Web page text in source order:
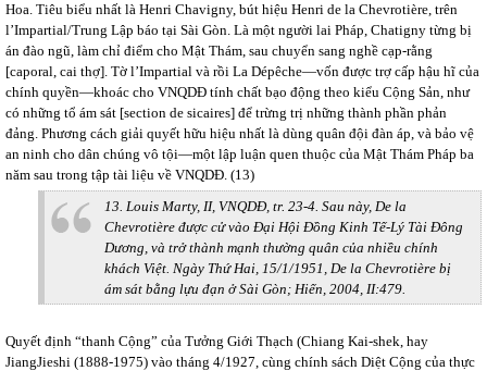
Hoa. Tiêu biểu nhất là Henri Chavigny, bút hiệu Henri de la Chevrotière, trên
l’Impartial/Trung Lập báo tại Sài Gòn. Là một người lai Pháp, Chatigny từng bị
án đào ngũ, làm chỉ điểm cho Mật Thám, sau chuyển sang nghề cạp-rằng
[caporal, cai thợ]. Tờ l’Impartial và rồi La Dépêche—vốn được trợ cấp hậu hĩ của
chính quyền—khoác cho VNQDĐ tính chất bạo động theo kiểu Cộng Sản, như
có những tổ ám sát [section de sicaires] để trừng trị những thành phần phản
đảng. Phương cách giải quyết hữu hiệu nhất là dùng quân đội đàn áp, và bảo vệ
an ninh cho dân chúng vô tội—một lập luận quen thuộc của Mật Thám Pháp ba
năm sau trong tập tài liệu về VNQDĐ. (13)
13. Louis Marty, II, VNQDĐ, tr. 23-4. Sau này, De la
Chevrotière được cử vào Đại Hội Đồng Kinh Tế-Lý Tài Đông
Dương, và trở thành mạnh thường quân của nhiều chính
khách Việt. Ngày Thứ Hai, 15/1/1951, De la Chevrotière bị
ám sát bằng lựu đạn ở Sài Gòn; Hiến, 2004, II:479.
Quyết định “thanh Cộng” của Tưởng Giới Thạch (Chiang Kai-shek, hay
JiangJieshi (1888-1975) vào tháng 4/1927, cùng chính sách Diệt Cộng của thực